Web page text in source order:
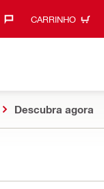
CARRINHO
Descubra agora